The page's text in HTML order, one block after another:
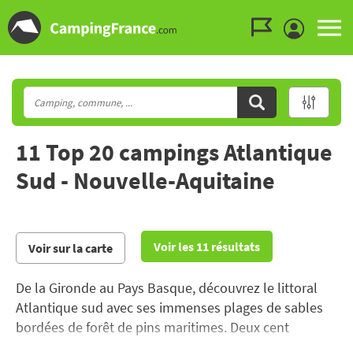
11 Top 20 campings Atlantique
Sud - Nouvelle-Aquitaine
Voir sur la carte Voir les 11 résultats
De la Gironde au Pays Basque, découvrez le littoral
Atlantique sud avec ses immenses plages de sables
bordées de forêt de pins maritimes. Deux cent